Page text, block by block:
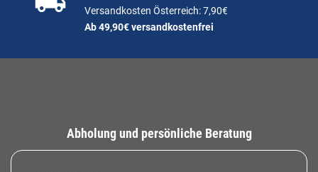
Versandkosten Österreich: 7,90€
Ab 49,90€ versandkostenfrei
Abholung und persönliche Beratung